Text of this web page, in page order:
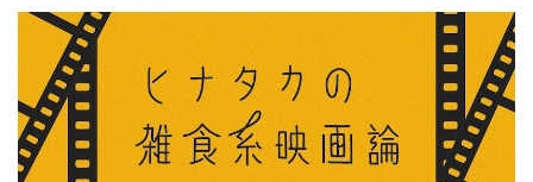
この記事の執筆者： ヒナタカ
All About 映画ガイド。雑食系映画ライターとして「ねとらぼ」「マ
グミクス」「NiEW（ニュー）」など複数のメディアで執筆中。作
品の解説や考察、特定のジャンルのまとめ記事を担当。2022年「All
About Red Ball Award」のNEWS部門を受賞。
...続きを読む